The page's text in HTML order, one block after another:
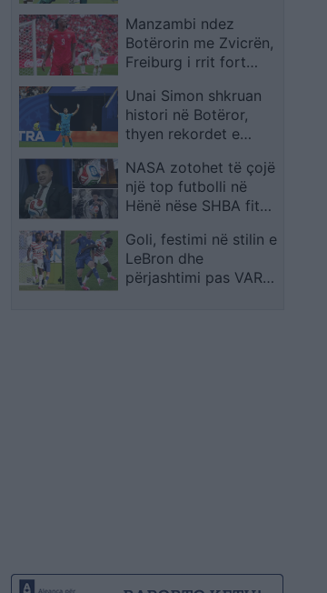
Manzambi ndez
Botërorin me Zvicrën,
Freiburg i rrit fort
Unai Simon shkruan
histori në Botëror,
thyen rekordet e
NASA zotohet të çojë
një top futbolli në
Hënë nëse SHBA fiton
Goli, festimi në stilin e
LeBron dhe
përjashtimi pas VAR-